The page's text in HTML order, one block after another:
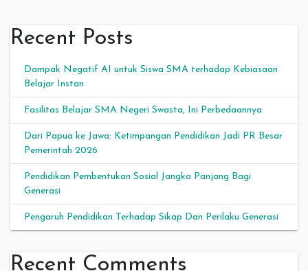
Recent Posts
Dampak Negatif AI untuk Siswa SMA terhadap Kebiasaan
Belajar Instan
Fasilitas Belajar SMA Negeri Swasta, Ini Perbedaannya
Dari Papua ke Jawa: Ketimpangan Pendidikan Jadi PR Besar
Pemerintah 2026
Pendidikan Pembentukan Sosial Jangka Panjang Bagi
Generasi
Pengaruh Pendidikan Terhadap Sikap Dan Perilaku Generasi
Recent Comments